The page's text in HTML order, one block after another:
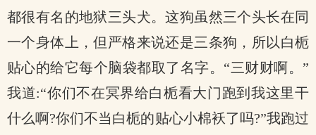
都很有名的地狱三头犬。这狗虽然三个头长在同
一个身体上，但严格来说还是三条狗，所以白栀
贴心的给它每个脑袋都取了名字。“三财财啊。”
我道:“你们不在冥界给白栀看大门跑到我这里干
什么啊?你们不当白栀的贴心小棉袄了吗?”我跑过